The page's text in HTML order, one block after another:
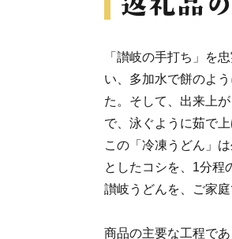
「讃岐の手打ち」を
い、多加水で餅のよ
た。そして、出来上
で、泳ぐように茹で
この「冷凍うどん」
としたコシを、1分程
讃岐うどんを、ご家
商品の主要な工程で